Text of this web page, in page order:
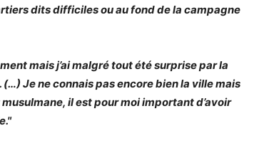
dits difficiles ou au fond de la campagne
mais j’ai malgré tout été surprise par la
Je ne connais pas encore bien la ville mais
il est pour moi important d’avoir